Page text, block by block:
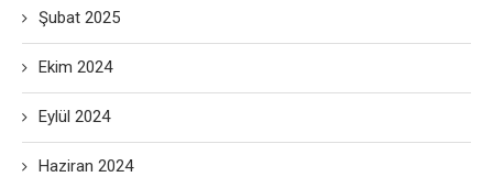
Şubat 2025
Ekim 2024
Eylül 2024
Haziran 2024